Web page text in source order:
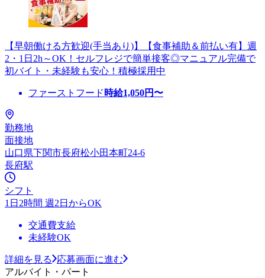
【早朝働ける方歓迎(手当あり)】【食事補助＆前払い有】週
2・1日2h～OK！セルフレジで簡単接客◎マニュアル完備で
初バイト・未経験も安心！積極採用中
ファーストフード 時給1,050円〜
勤務地
面接地
山口県下関市長府松小田本町24-6
長府駅
シフト
1日2時間 週2日からOK
交通費支給
未経験OK
詳細を見る
応募画面に進む
アルバイト・パート